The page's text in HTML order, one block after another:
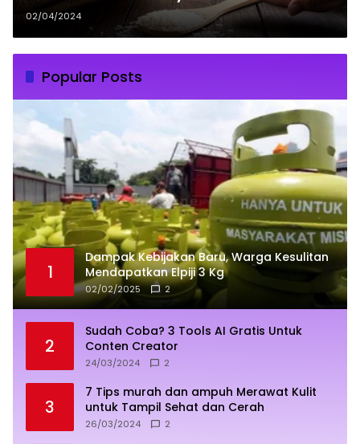
02/04/2024
Popular Posts
1
Dampak Kebijakan Baru, Warga Kesulitan
Mendapatkan Elpiji 3 Kg
02/02/2025 2
2
Sudah Coba? 3 Tools AI Gratis Untuk
Conten Creator
24/03/2024 2
3
7 Tips murah dan ampuh Merawat Kulit
untuk Tampil Sehat dan Cerah
26/03/2024 2